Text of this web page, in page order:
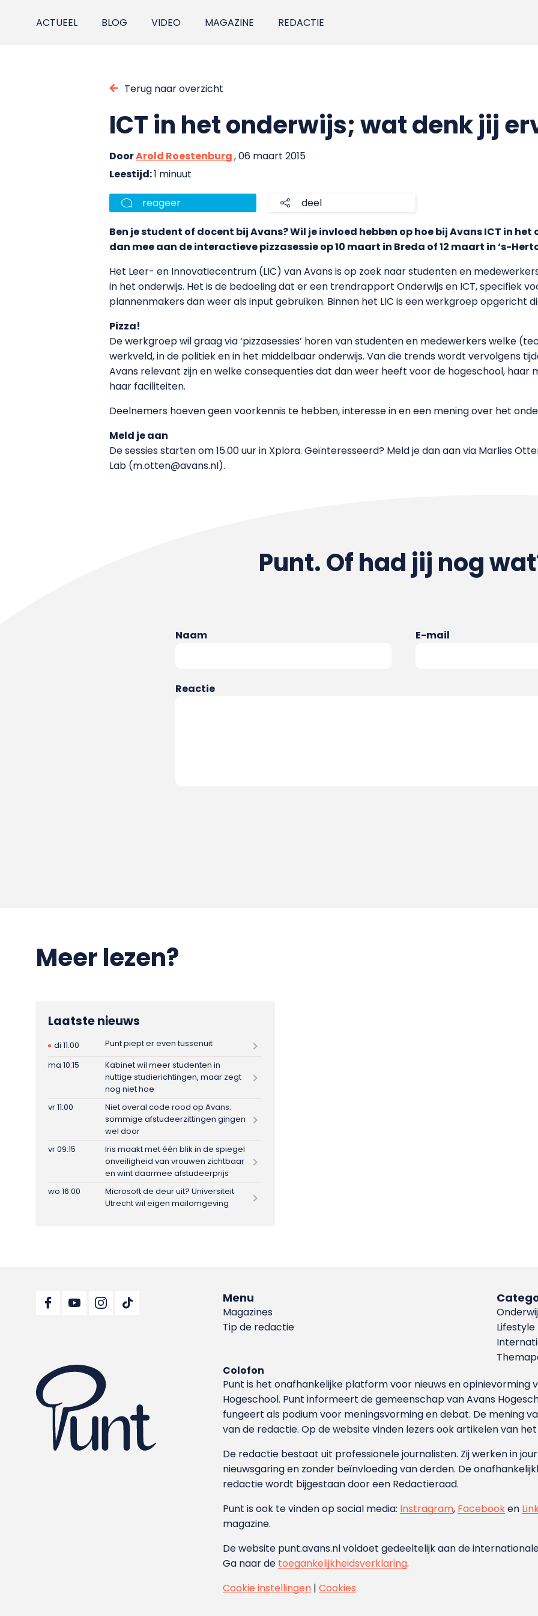
ACTUEEL BLOG VIDEO MAGAZINE REDACTIE
Terug naar overzicht
ICT in het onderwijs; wat denk jij
DoorArold Roestenburg, 06 maart 2015
Leestijd:1 minuut
reageer deel
Ben je student of docent bij Avans? Wil je invloed hebben op hoe bij Avans ICT in
dan mee aan de interactieve pizzasessie op 10 maart in Breda of 12 maart in ‘s-
Het Leer- en Innovatiecentrum (LIC) van Avans is op zoek naar studenten en
in het onderwijs. Het is de bedoeling dat er een trendrapport Onderwijs en ICT, specifiek
plannenmakers dan weer als input gebruiken. Binnen het LIC is een werkgroep opgericht
Pizza!
De werkgroep wil graag via ‘pizzasessies’ horen van studenten en medewerkers welke
werkveld, in de politiek en in het middelbaar onderwijs. Van die trends wordt vervolgens
Avans relevant zijn en welke consequenties dat dan weer heeft voor de hogeschool, haar
haar faciliteiten.
Deelnemers hoeven geen voorkennis te hebben, interesse in en een mening over het
Meld je aan
De sessies starten om 15.00 uur in Xplora. Geïnteresseerd? Meld je dan aan via Marlies
Lab (m.otten@avans.nl).
Punt. Of had jij nog
Naam E-mail
Reactie
Meer lezen?
Laatste nieuws
di 11:00
Punt piept er even tussenuit
ma 10:15
Kabinet wil meer studenten in
nuttige studierichtingen, maar zegt
nog niet hoe
vr 11:00
Niet overal code rood op Avans:
sommige afstudeerzittingen gingen
wel door
vr 09:15
Iris maakt met één blik in de spiegel
onveiligheid van vrouwen zichtbaar
en wint daarmee afstudeerprijs
wo 16:00
Microsoft de deur uit? Universiteit
Utrecht wil eigen mailomgeving
Menu
Magazines
Tip de redactie
Lifestyle
Colofon
Punt is het onafhankelijke platform voor nieuws en
Hoge­school. Punt informeert de gemeenschap van Avans
fungeert als podium voor meningsvorming en debat. De mening
van de redactie. Op de website vinden lezers ook artikelen van
De redactie bestaat uit professionele journalisten. Zij werken in
nieuwsgaring en zonder beïnvloeding van derden. De
redactie wordt bijgestaan door een Redactieraad.
Punt is ook te vinden op social media: Instragram, Facebooken
magazine.
De website punt.avans.nl voldoet gedeeltelijk aan de
Ga naar de toegankelijkheidsverklaring.
Cookie instellingen |Cookies